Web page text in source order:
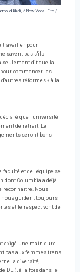
Khalil, à New York. | Efe /
travailler pour
savent pas s'ils
seulement dit que la
commencer les
réformes « à la
que l'université
de retrait. Le
seront bons
faculté et de l'équipe se
dont Columbia a déjà
reconnaître. Nous
nous guident toujours
et le respect vont de
exigé une main dure
pas aux femmes trans
la diversité,
DEI), à la fois dans le